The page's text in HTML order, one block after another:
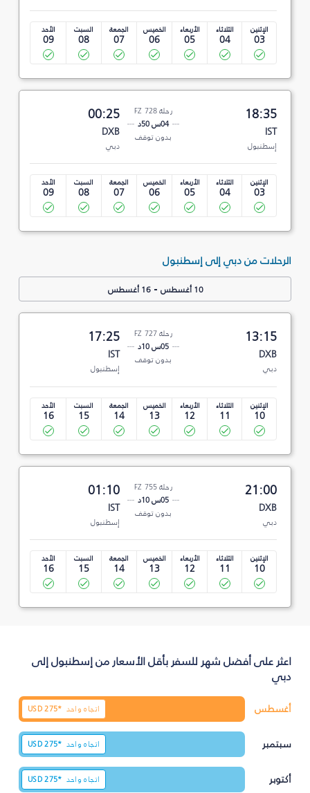
الإثنين
03
الثلاثاء
04
الأربعاء
05
الخميس
06
الجمعة
07
السبت
08
الأحد
09
18:35
IST
إسطنبول
رحلة FZ 728
04س 50د
بدون توقف
00:25
DXB
دبي
الإثنين
03
الثلاثاء
04
الأربعاء
05
الخميس
06
الجمعة
07
السبت
08
الأحد
09
الرحلات من دبي إلى إسطنبول
10 أغسطس -16 أغسطس
13:15
DXB
دبي
رحلة FZ 727
05س 10د
بدون توقف
17:25
IST
إسطنبول
الإثنين
10
الثلاثاء
11
الأربعاء
12
الخميس
13
الجمعة
14
السبت
15
الأحد
16
21:00
DXB
دبي
رحلة FZ 755
05س 10د
بدون توقف
01:10
IST
إسطنبول
الإثنين
10
الثلاثاء
11
الأربعاء
12
الخميس
13
الجمعة
14
السبت
15
الأحد
16
اعثر على أفضل شهر للسفر بأقل الأسعار من إسطنبول إلى
دبي
أغسطس اتجاه واحد USD275*
سبتمبر اتجاه واحد USD275*
أكتوبر اتجاه واحد USD275*